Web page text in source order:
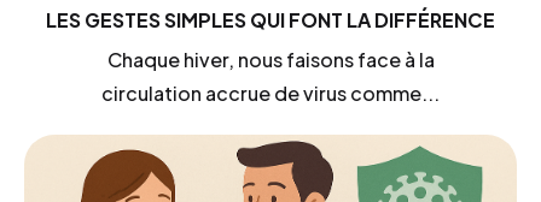
LES GESTES SIMPLES QUI FONT LA DIFFÉRENCE
Chaque hiver, nous faisons face à la
circulation accrue de virus comme...